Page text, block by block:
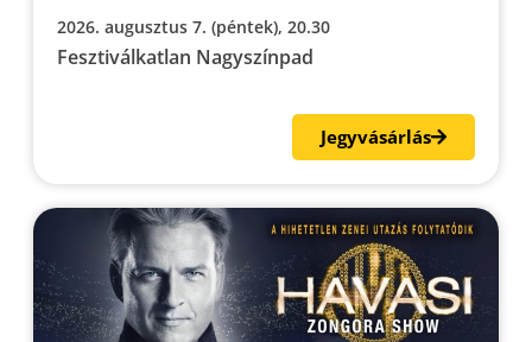
2026. augusztus 7. (péntek), 20.30
Fesztiválkatlan Nagyszínpad
Jegyvásárlás